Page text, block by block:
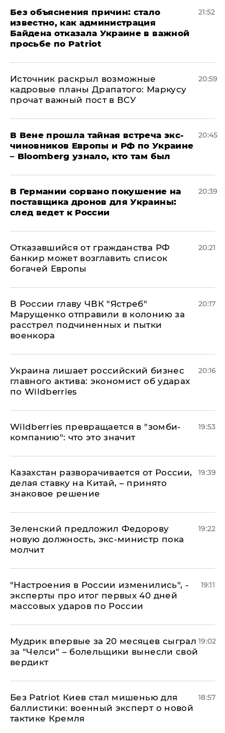
Без объяснения причин: стало
известно, как администрация
Байдена отказала Украине в важной
просьбе по Patriot
21:52
​Источник раскрыл возможные
кадровые планы Драпатого: Маркусу
прочат важный пост в ВСУ
20:59
В Вене прошла тайная встреча экс-
чиновников Европы и РФ по Украине
– Bloomberg узнало, кто там был
20:45
​В Германии сорвано покушение на
поставщика дронов для Украины:
след ведет к России
20:39
Отказавшийся от гражданства РФ
банкир может возглавить список
богачей Европы
20:21
В России главу ЧВК "Ястреб"
Марущенко отправили в колонию за
расстрел подчиненных и пытки
военкора
20:17
​Украина лишает российский бизнес
главного актива: экономист об ударах
по Wildberries
20:16
Wildberries превращается в "зомби-
компанию": что это значит
19:53
Казахстан разворачивается от России,
делая ставку на Китай, – принято
знаковое решение
19:39
Зеленский предложил Федорову
новую должность, экс-министр пока
молчит
19:22
"Настроения в России изменились", -
эксперты про итог первых 40 дней
массовых ударов по России
19:11
Мудрик впервые за 20 месяцев сыграл
за "Челси" – болельщики вынесли свой
вердикт
19:02
​Без Patriot Киев стал мишенью для
баллистики: военный эксперт о новой
тактике Кремля
18:57